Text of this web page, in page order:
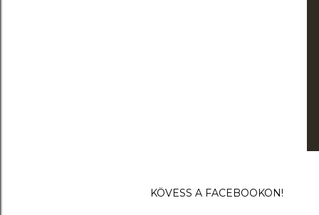
KÖVESS A FACEBOOKON!